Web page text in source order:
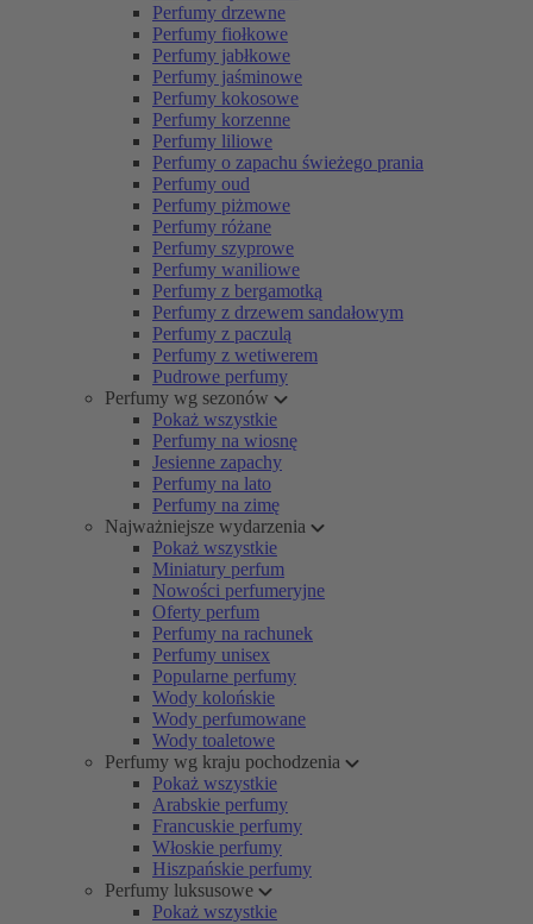
Perfumy drzewne
Perfumy fiołkowe
Perfumy jabłkowe
Perfumy jaśminowe
Perfumy kokosowe
Perfumy korzenne
Perfumy liliowe
Perfumy o zapachu świeżego prania
Perfumy oud
Perfumy piżmowe
Perfumy różane
Perfumy szyprowe
Perfumy waniliowe
Perfumy z bergamotką
Perfumy z drzewem sandałowym
Perfumy z paczulą
Perfumy z wetiwerem
Pudrowe perfumy
Perfumy wg sezonów
Pokaż wszystkie
Perfumy na wiosnę
Jesienne zapachy
Perfumy na lato
Perfumy na zimę
Najważniejsze wydarzenia
Pokaż wszystkie
Miniatury perfum
Nowości perfumeryjne
Oferty perfum
Perfumy na rachunek
Perfumy unisex
Popularne perfumy
Wody kolońskie
Wody perfumowane
Wody toaletowe
Perfumy wg kraju pochodzenia
Pokaż wszystkie
Arabskie perfumy
Francuskie perfumy
Włoskie perfumy
Hiszpańskie perfumy
Perfumy luksusowe
Pokaż wszystkie